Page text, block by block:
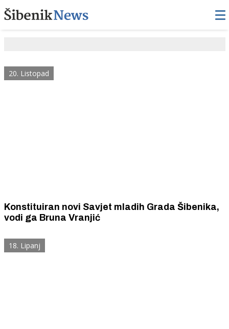
20. Listopad
Konstituiran novi Savjet mladih Grada Šibenika,
vodi ga Bruna Vranjić
18. Lipanj